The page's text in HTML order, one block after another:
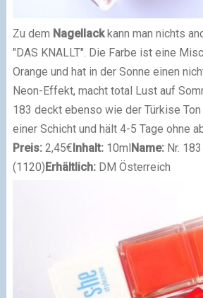
Zu dem Nagellackkann man nichts
"DAS KNALLT". Die Farbe ist eine
Orange und hat in der Sonne einen
Neon-Effekt, macht total Lust auf
183 deckt ebenso wie der Türkise Ton
einer Schicht und hält 4-5 Tage ohne
Preis:2,45€ Inhalt:10ml Name: Nr. 183
(1120) Erhältlich:DM Österreich